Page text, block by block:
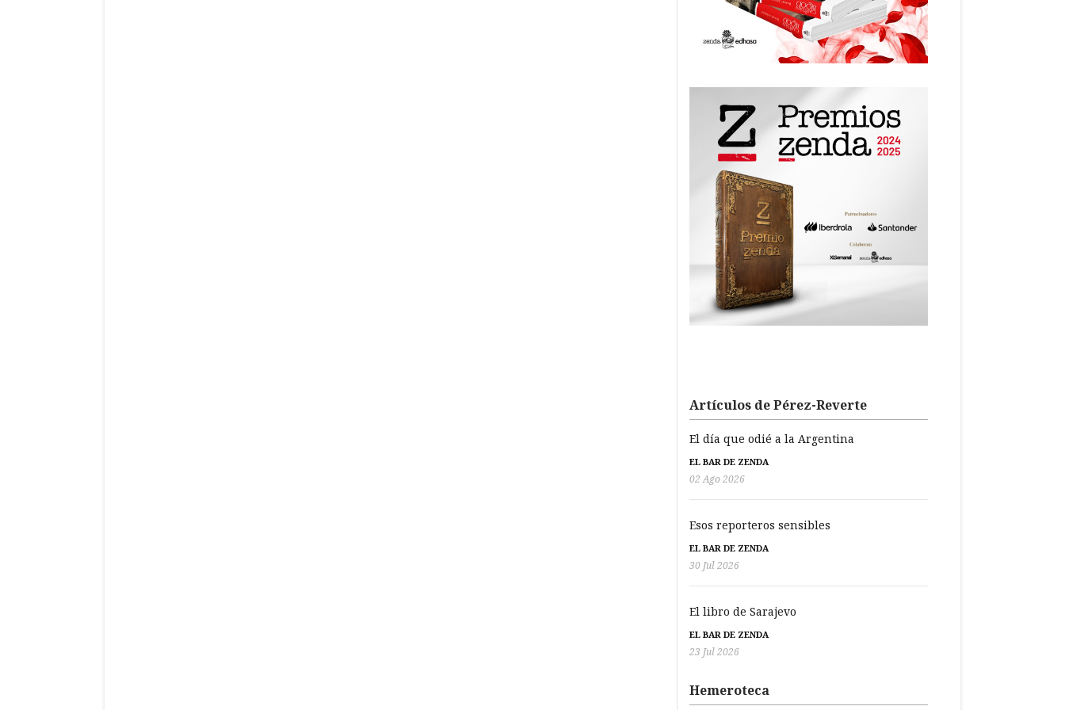
Artículos de Pérez-Reverte
El día que odié a la Argentina
EL BAR DE ZENDA
02 Ago 2026
Esos reporteros sensibles
EL BAR DE ZENDA
30 Jul 2026
El libro de Sarajevo
EL BAR DE ZENDA
23 Jul 2026
Hemeroteca